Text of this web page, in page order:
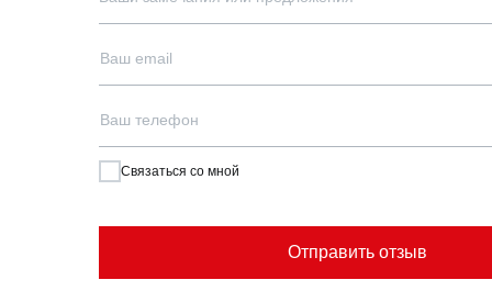
Ваш email
Ваш телефон
Связаться со мной
Отправить отзыв